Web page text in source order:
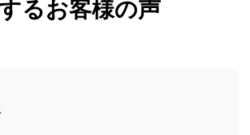
るお客様の声